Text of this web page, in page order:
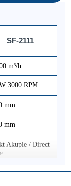
SF-2111
m³/h
3000 RPM
mm
mm
Akuple / Direct
mm